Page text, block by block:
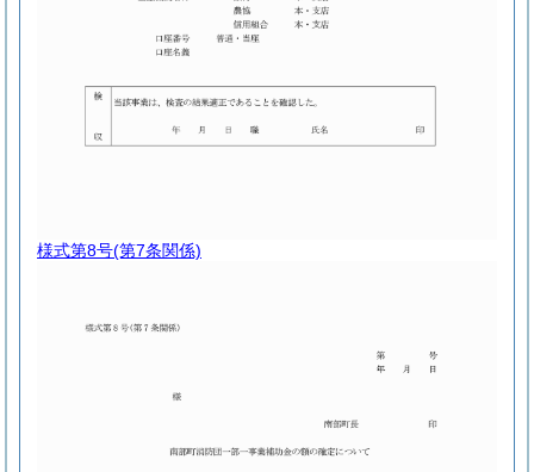
様式第8号(第7条関係)